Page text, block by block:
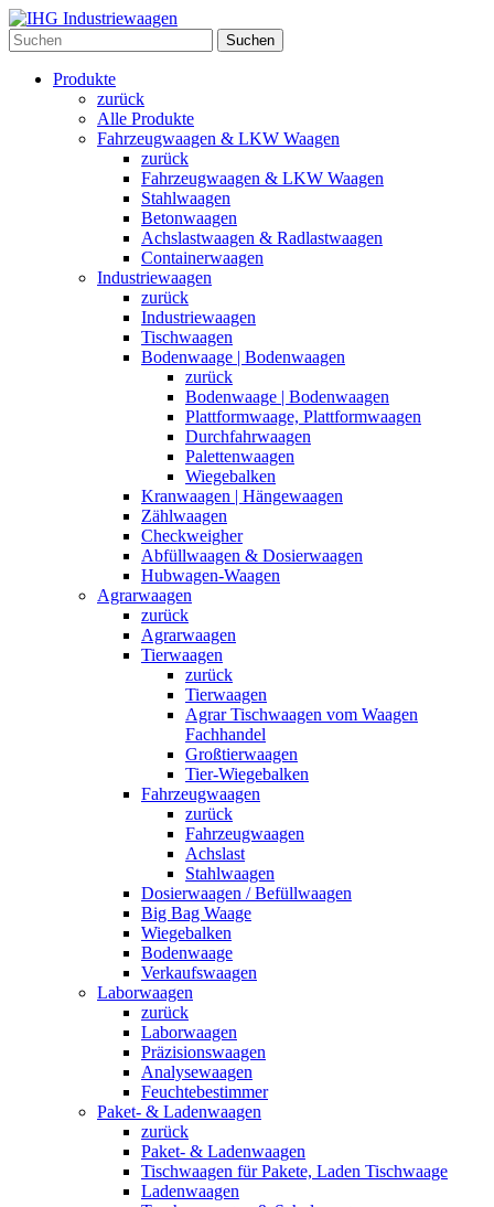
Suchen
Produkte
zurück
Alle Produkte
Fahrzeugwaagen & LKW Waagen
zurück
Fahrzeugwaagen & LKW Waagen
Stahlwaagen
Betonwaagen
Achslastwaagen & Radlastwaagen
Containerwaagen
Industriewaagen
zurück
Industriewaagen
Tischwaagen
Bodenwaage | Bodenwaagen
zurück
Bodenwaage | Bodenwaagen
Plattformwaage, Plattformwaagen
Durchfahrwaagen
Palettenwaagen
Wiegebalken
Kranwaagen | Hängewaagen
Zählwaagen
Checkweigher
Abfüllwaagen & Dosierwaagen
Hubwagen-Waagen
Agrarwaagen
zurück
Agrarwaagen
Tierwaagen
zurück
Tierwaagen
Agrar Tischwaagen vom Waagen
Fachhandel
Großtierwaagen
Tier-Wiegebalken
Fahrzeugwaagen
zurück
Fahrzeugwaagen
Achslast
Stahlwaagen
Dosierwaagen / Befüllwaagen
Big Bag Waage
Wiegebalken
Bodenwaage
Verkaufswaagen
Laborwaagen
zurück
Laborwaagen
Präzisionswaagen
Analysewaagen
Feuchtebestimmer
Paket- & Ladenwaagen
zurück
Paket- & Ladenwaagen
Tischwaagen für Pakete, Laden Tischwaage
Ladenwaagen